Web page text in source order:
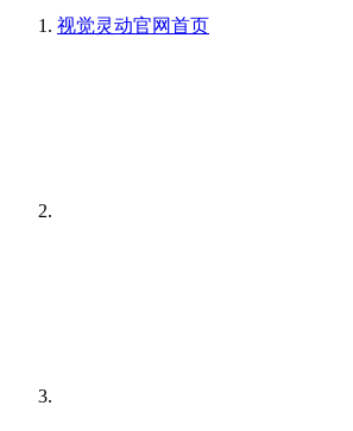
视觉灵动官网首页